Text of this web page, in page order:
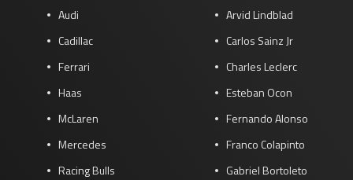
Audi
Cadillac
Ferrari
Haas
McLaren
Mercedes
Racing Bulls
Arvid Lindblad
Carlos Sainz Jr
Charles Leclerc
Esteban Ocon
Fernando Alonso
Franco Colapinto
Gabriel Bortoleto